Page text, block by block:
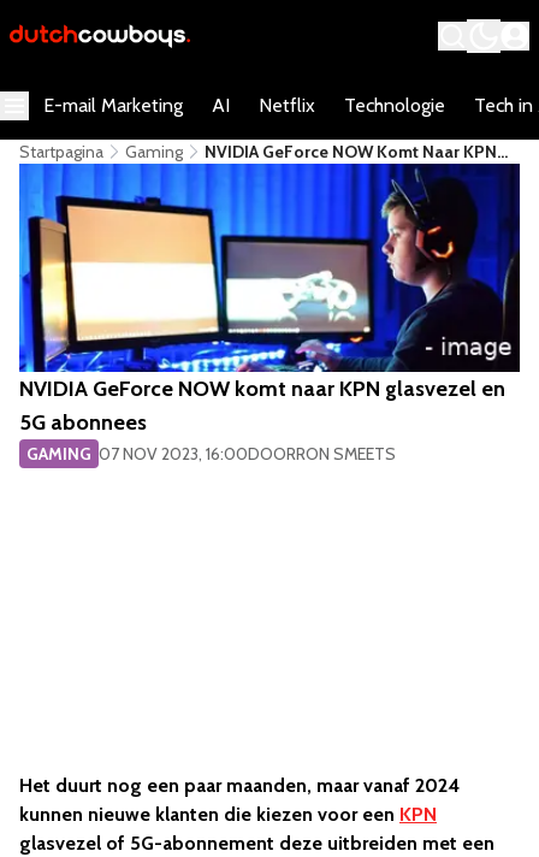
E-mail Marketing AI Netflix Technologie Tech in
Startpagina Gaming
NVIDIA GeForce NOW Komt Naar KPN
Glasvezel En 5G Abonnees
NVIDIA GeForce NOW komt naar KPN glasvezel en
5G abonnees
GAMING 07 NOV 2023, 16:00DOORRON SMEETS
Het duurt nog een paar maanden, maar vanaf 2024
kunnen nieuwe klanten die kiezen voor een KPN
glasvezel of 5G-abonnement deze uitbreiden met een